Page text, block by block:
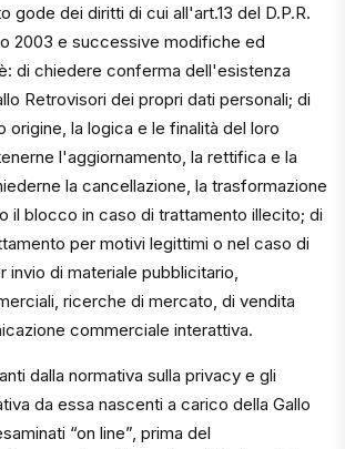
gode dei diritti di cui all'art.13 del D.P.R.
2003 e successive modifiche ed
di chiedere conferma dell'esistenza
Retrovisori dei propri dati personali; di
origine, la logica e le finalità del loro
l'aggiornamento, la rettifica e la
la cancellazione, la trasformazione
il blocco in caso di trattamento illecito; di
per motivi legittimi o nel caso di
invio di materiale pubblicitario,
ricerche di mercato, di vendita
commerciale interattiva.
dalla normativa sulla privacy e gli
da essa nascenti a carico della Gallo
“on line”, prima del